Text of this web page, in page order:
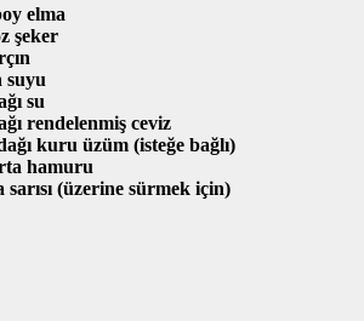
elma
şeker
suyu
su
rendelenmiş ceviz
kuru üzüm (isteğe bağlı)
hamuru
(üzerine sürmek için)